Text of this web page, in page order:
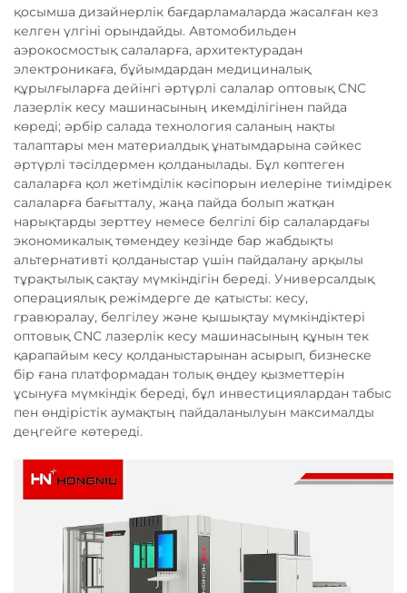
қосымша дизайнерлік бағдарламаларда жасалған кез
келген үлгіні орындайды. Автомобильден
аэрокосмостық салаларға, архитектурадан
электроникаға, бұйымдардан медициналық
құрылғыларға дейінгі әртүрлі салалар оптовық CNC
лазерлік кесу машинасының икемділігінен пайда
көреді; әрбір салада технология саланың нақты
талаптары мен материалдық ұнатымдарына сәйкес
әртүрлі тәсілдермен қолданылады. Бұл көптеген
салаларға қол жетімділік кәсіпорын иелеріне тиімдірек
салаларға бағытталу, жаңа пайда болып жатқан
нарықтарды зерттеу немесе белгілі бір салалардағы
экономикалық төмендеу кезінде бар жабдықты
альтернативті қолданыстар үшін пайдалану арқылы
тұрақтылық сақтау мүмкіндігін береді. Универсалдық
операциялық режімдерге де қатысты: кесу,
гравюралау, белгілеу және қышықтау мүмкіндіктері
оптовық CNC лазерлік кесу машинасының құнын тек
қарапайым кесу қолданыстарынан асырып, бизнеске
бір ғана платформадан толық өңдеу қызметтерін
ұсынуға мүмкіндік береді, бұл инвестициялардан табыс
пен өндірістік аумақтың пайдаланылуын максималды
деңгейге көтереді.